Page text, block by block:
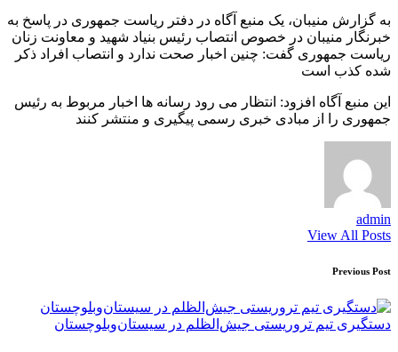
به گزارش منیبان، یک منبع آگاه در دفتر ریاست جمهوری در پاسخ به
خبرنگار منیبان در خصوص انتصاب رئیس بنیاد شهید و معاونت زنان
ریاست جمهوری گفت: چنین اخبار صحت ندارد و انتصاب افراد ذکر
شده کذب است
این منبع آگاه افزود: انتظار می رود رسانه ها اخبار مربوط به رئیس
جمهوری را از مبادی خبری رسمی پیگیری و‌ منتشر کنند
admin
View All Posts
Post
navigation
Previous Post
دستگیری تیم تروریستی جیش‌الظلم در سیستان‌وبلوچستان